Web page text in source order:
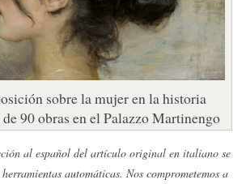
sobre la mujer en la historia
90 obras en el Palazzo Martinengo
al español del artículo original en italiano se
automáticas. Nos comprometemos a